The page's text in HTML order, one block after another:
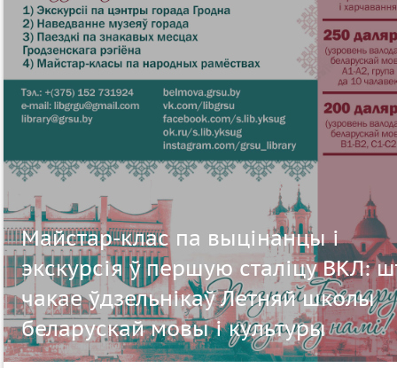
Майстар-клас па выцінанцы і
экскурсія ў першую сталіцу ВКЛ:
чакае ўдзельнікаў Летняй школы
беларускай мовы і культуры